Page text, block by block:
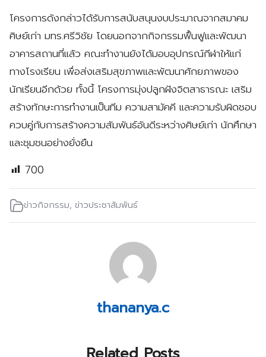
โครงการดังกล่าวได้รับการสนับสนุนงบประมาณจากสมาคม
ศิษย์เก่า มทร.ศรีวิชัย โดยนอกจากกิจกรรมฟื้นฟูและพัฒนา
อาคารสถานที่แล้ว คณะทำงานยังได้มอบอุปกรณ์กีฬาให้แก่
ทางโรงเรียน เพื่อส่งเสริมสุขภาพและพัฒนาศักยภาพของ
นักเรียนอีกด้วย ทั้งนี้ โครงการมุ่งปลูกฝังจิตสาธารณะ เสริม
สร้างทักษะการทำงานเป็นทีม ความสามัคคี และความรับผิดชอบ
ควบคู่กับการสร้างความสัมพันธ์อันดีระหว่างศิษย์เก่า นักศึกษา
และชุมชนอย่างยั่งยืน
700
ข่าวกิจกรรม, ข่าวประชาสัมพันธ์
thananya.c